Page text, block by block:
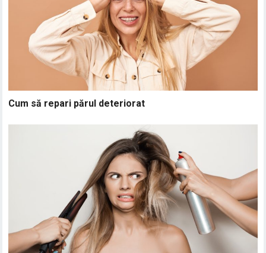
Cum să repari părul deteriorat